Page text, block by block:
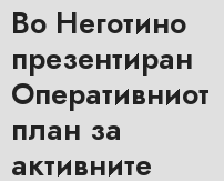
Во Неготино
презентиран
Оперативниот
план за
активните